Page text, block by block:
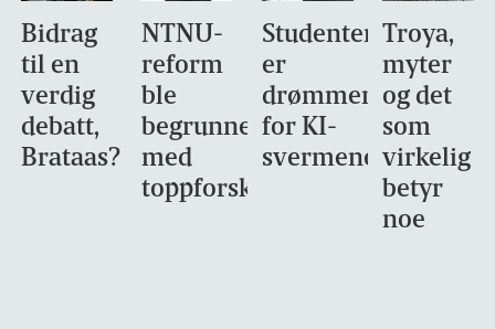
Bidrag
til en
verdig
debatt,
Brataas?
NTNU-
reform
ble
begrunnet
med
toppforskning
Studentene
er
drømmemålet
for KI-
svermene
Troya,
myter
og det
som
virkelig
betyr
noe